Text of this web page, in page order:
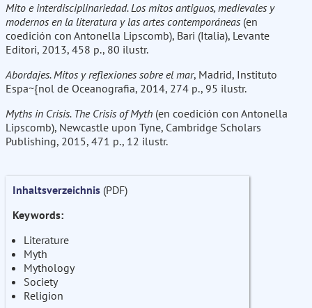
Mito e interdisciplinariedad. Los mitos antiguos, medievales y
modernos en la literatura y las artes contemporáneas (en
coedición con Antonella Lipscomb), Bari (Italia), Levante
Editori, 2013, 458 p., 80 ilustr.
Abordajes. Mitos y reflexiones sobre el mar, Madrid, Instituto
Espa~{nol de Oceanografia, 2014, 274 p., 95 ilustr.
Myths in Crisis. The Crisis of Myth (en coedición con Antonella
Lipscomb), Newcastle upon Tyne, Cambridge Scholars
Publishing, 2015, 471 p., 12 ilustr.
Inhaltsverzeichnis (PDF)
Keywords:
Literature
Myth
Mythology
Society
Religion